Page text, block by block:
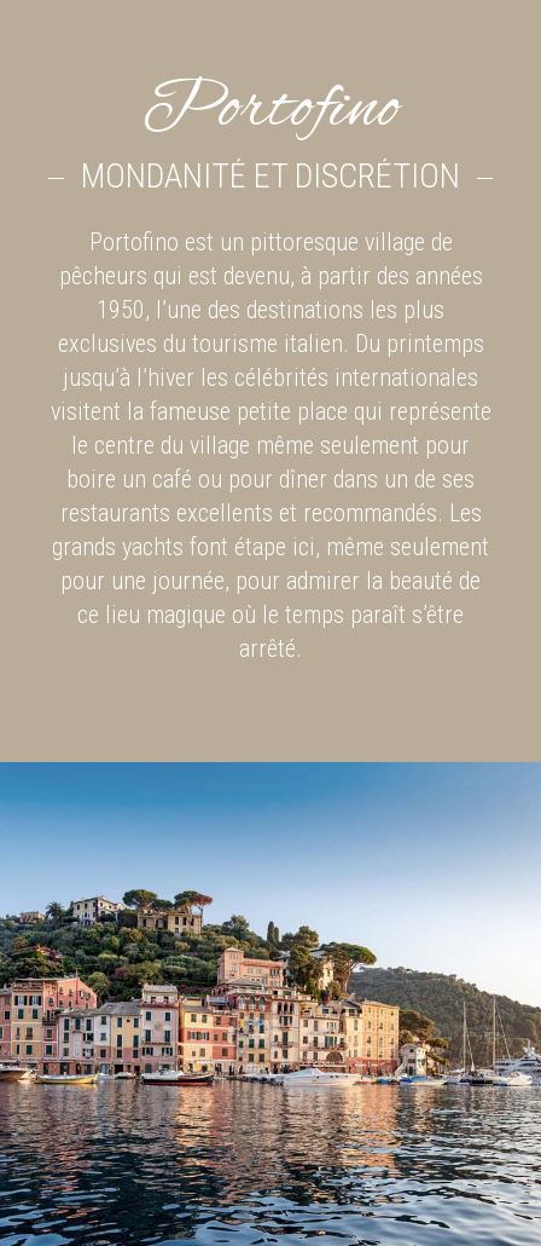
Portofino
MONDANITÉ ET DISCRÉTION
Portofino est un pittoresque village de
pêcheurs qui est devenu, à partir des années
1950, l’une des destinations les plus
exclusives du tourisme italien. Du printemps
jusqu’à l’hiver les célébrités internationales
visitent la fameuse petite place qui représente
le centre du village même seulement pour
boire un café ou pour dîner dans un de ses
restaurants excellents et recommandés. Les
grands yachts font étape ici, même seulement
pour une journée, pour admirer la beauté de
ce lieu magique où le temps paraît s’être
arrêté.